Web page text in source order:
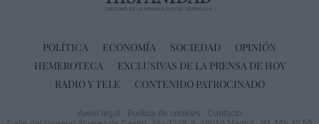
POLÍTICA ECONOMÍA SOCIEDAD
OPINIÓN
HEMEROTECA
EXCLUSIVAS DE LA PRENSA DE HOY
RADIO Y TELE
CONTENIDO PATROCINADO
Aviso legal Política de cookies
Contacto